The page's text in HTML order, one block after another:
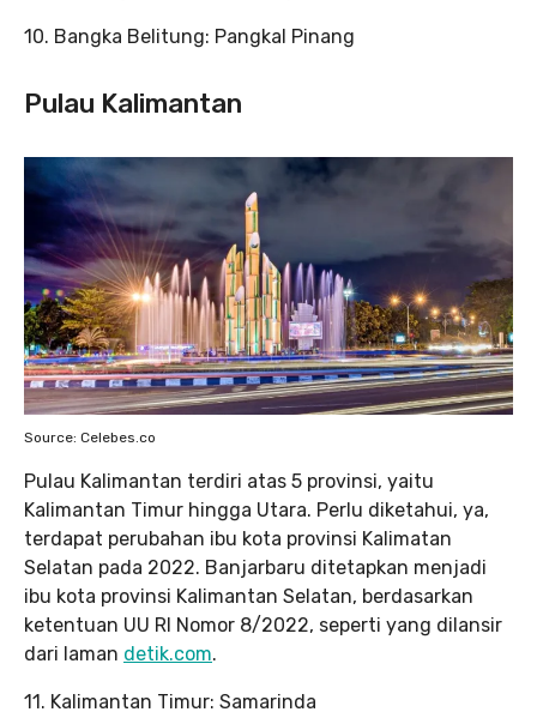
10. Bangka Belitung: Pangkal Pinang
Pulau Kalimantan
Source: Celebes.co
Pulau Kalimantan terdiri atas 5 provinsi, yaitu
Kalimantan Timur hingga Utara. Perlu diketahui, ya,
terdapat perubahan ibu kota provinsi Kalimatan
Selatan pada 2022. Banjarbaru ditetapkan menjadi
ibu kota provinsi Kalimantan Selatan, berdasarkan
ketentuan UU RI Nomor 8/2022, seperti yang dilansir
dari laman detik.com.
11. Kalimantan Timur: Samarinda